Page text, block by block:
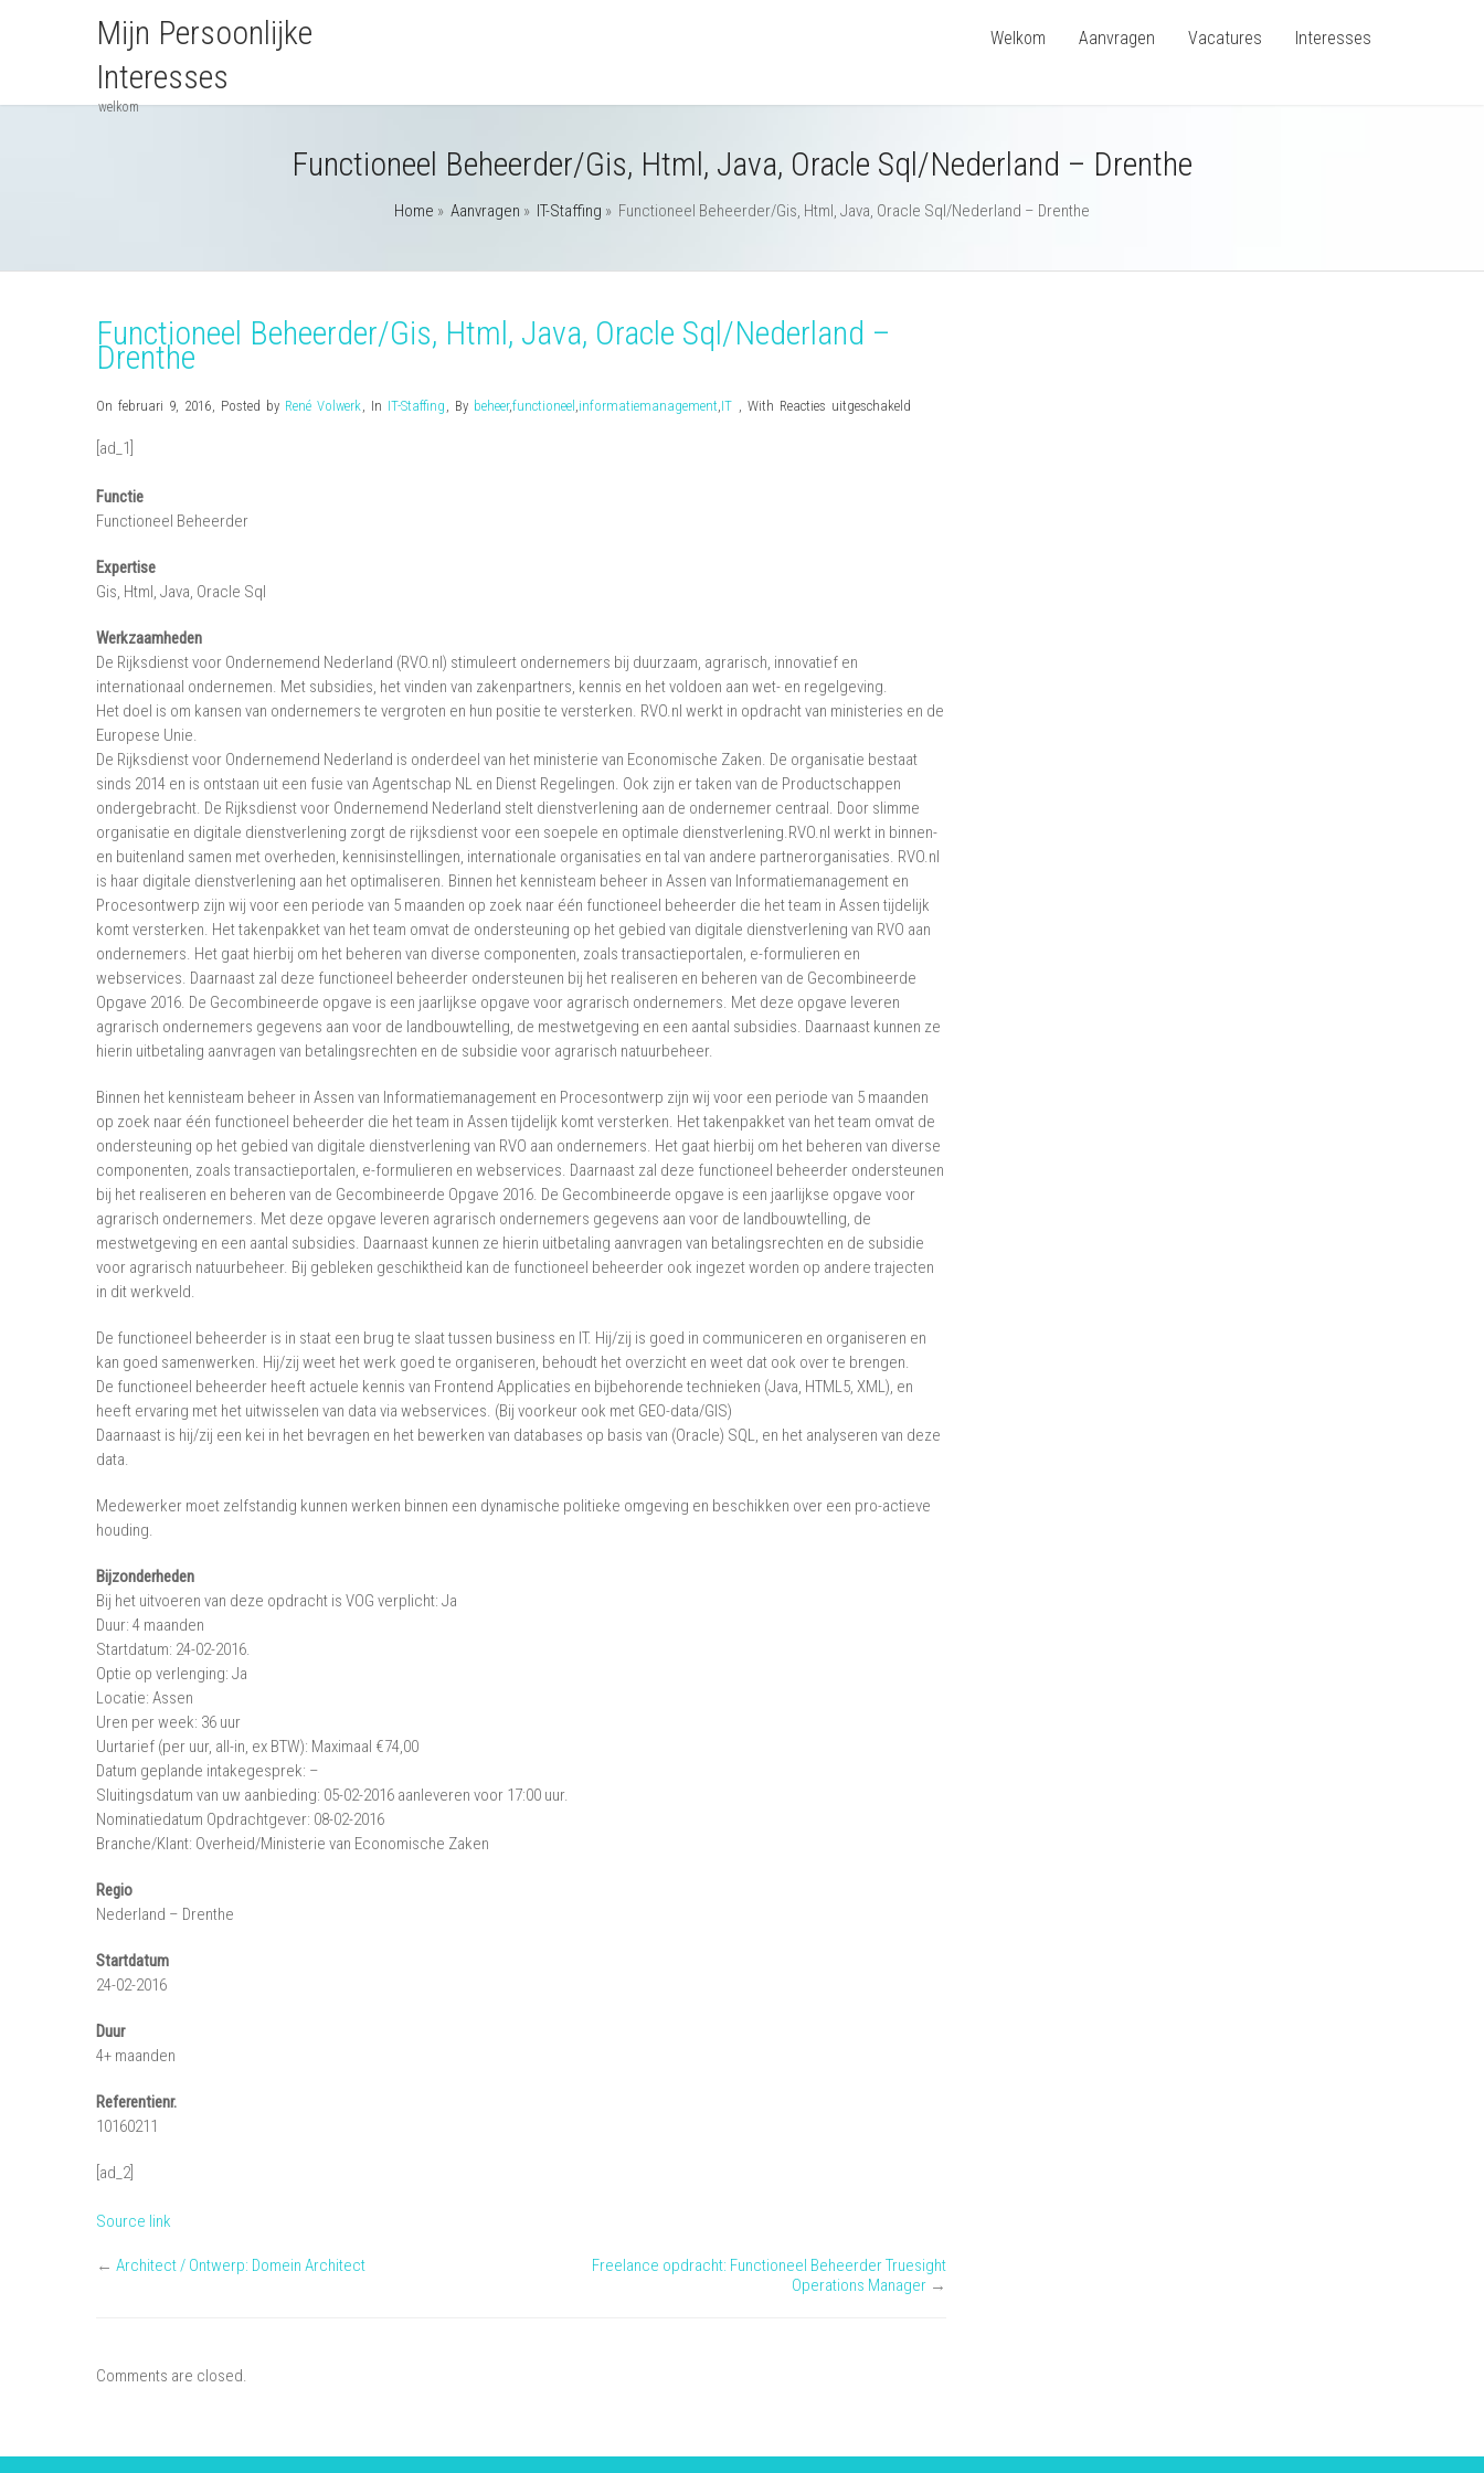
Mijn Persoonlijke
Interesses
welkom
Welkom Aanvragen Vacatures Interesses
Functioneel Beheerder/Gis, Html, Java, Oracle Sql/Nederland – Drenthe
Home » Aanvragen » IT-Staffing » Functioneel Beheerder/Gis, Html, Java, Oracle Sql/Nederland – Drenthe
Functioneel Beheerder/Gis, Html, Java, Oracle Sql/Nederland –
Drenthe
On februari 9, 2016, Posted by René Volwerk, In IT-Staffing , By beheer,functioneel ,informatiemanagement,IT , With Reacties uitgeschakeld
[ad_1]
Functie
Functioneel Beheerder
Expertise
Gis, Html, Java, Oracle Sql
Werkzaamheden
De Rijksdienst voor Ondernemend Nederland (RVO.nl) stimuleert ondernemers bij duurzaam, agrarisch, innovatief en
internationaal ondernemen. Met subsidies, het vinden van zakenpartners, kennis en het voldoen aan wet- en regelgeving.
Het doel is om kansen van ondernemers te vergroten en hun positie te versterken. RVO.nl werkt in opdracht van ministeries en de
Europese Unie.
De Rijksdienst voor Ondernemend Nederland is onderdeel van het ministerie van Economische Zaken. De organisatie bestaat
sinds 2014 en is ontstaan uit een fusie van Agentschap NL en Dienst Regelingen. Ook zijn er taken van de Productschappen
ondergebracht. De Rijksdienst voor Ondernemend Nederland stelt dienstverlening aan de ondernemer centraal. Door slimme
organisatie en digitale dienstverlening zorgt de rijksdienst voor een soepele en optimale dienstverlening.RVO.nl werkt in binnen-
en buitenland samen met overheden, kennisinstellingen, internationale organisaties en tal van andere partnerorganisaties. RVO.nl
is haar digitale dienstverlening aan het optimaliseren. Binnen het kennisteam beheer in Assen van Informatiemanagement en
Procesontwerp zijn wij voor een periode van 5 maanden op zoek naar één functioneel beheerder die het team in Assen tijdelijk
komt versterken. Het takenpakket van het team omvat de ondersteuning op het gebied van digitale dienstverlening van RVO aan
ondernemers. Het gaat hierbij om het beheren van diverse componenten, zoals transactieportalen, e-formulieren en
webservices. Daarnaast zal deze functioneel beheerder ondersteunen bij het realiseren en beheren van de Gecombineerde
Opgave 2016. De Gecombineerde opgave is een jaarlijkse opgave voor agrarisch ondernemers. Met deze opgave leveren
agrarisch ondernemers gegevens aan voor de landbouwtelling, de mestwetgeving en een aantal subsidies. Daarnaast kunnen ze
hierin uitbetaling aanvragen van betalingsrechten en de subsidie voor agrarisch natuurbeheer.
Binnen het kennisteam beheer in Assen van Informatiemanagement en Procesontwerp zijn wij voor een periode van 5 maanden
op zoek naar één functioneel beheerder die het team in Assen tijdelijk komt versterken. Het takenpakket van het team omvat de
ondersteuning op het gebied van digitale dienstverlening van RVO aan ondernemers. Het gaat hierbij om het beheren van diverse
componenten, zoals transactieportalen, e-formulieren en webservices. Daarnaast zal deze functioneel beheerder ondersteunen
bij het realiseren en beheren van de Gecombineerde Opgave 2016. De Gecombineerde opgave is een jaarlijkse opgave voor
agrarisch ondernemers. Met deze opgave leveren agrarisch ondernemers gegevens aan voor de landbouwtelling, de
mestwetgeving en een aantal subsidies. Daarnaast kunnen ze hierin uitbetaling aanvragen van betalingsrechten en de subsidie
voor agrarisch natuurbeheer. Bij gebleken geschiktheid kan de functioneel beheerder ook ingezet worden op andere trajecten
in dit werkveld.
De functioneel beheerder is in staat een brug te slaat tussen business en IT. Hij/zij is goed in communiceren en organiseren en
kan goed samenwerken. Hij/zij weet het werk goed te organiseren, behoudt het overzicht en weet dat ook over te brengen.
De functioneel beheerder heeft actuele kennis van Frontend Applicaties en bijbehorende technieken (Java, HTML5, XML), en
heeft ervaring met het uitwisselen van data via webservices. (Bij voorkeur ook met GEO-data/GIS)
Daarnaast is hij/zij een kei in het bevragen en het bewerken van databases op basis van (Oracle) SQL, en het analyseren van deze
data.
Medewerker moet zelfstandig kunnen werken binnen een dynamische politieke omgeving en beschikken over een pro-actieve
houding.
Bijzonderheden
Bij het uitvoeren van deze opdracht is VOG verplicht: Ja
Duur: 4 maanden
Startdatum: 24-02-2016.
Optie op verlenging: Ja
Locatie: Assen
Uren per week: 36 uur
Uurtarief (per uur, all-in, ex BTW): Maximaal €74,00
Datum geplande intakegesprek: –
Sluitingsdatum van uw aanbieding: 05-02-2016 aanleveren voor 17:00 uur.
Nominatiedatum Opdrachtgever: 08-02-2016
Branche/Klant: Overheid/Ministerie van Economische Zaken
Regio
Nederland – Drenthe
Startdatum
24-02-2016
Duur
4+ maanden
Referentienr.
10160211
[ad_2]
Source link
← Architect / Ontwerp: Domein Architect
Freelance opdracht: Functioneel Beheerder Truesight
Operations Manager →
Comments are closed.